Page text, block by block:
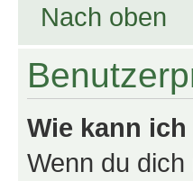
Nach oben
Wie kann
Wenn du